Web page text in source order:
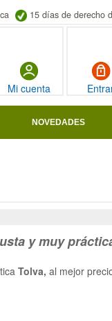
15 días de derecho
Mi cuenta
NOVEDADES
y muy
Tolva, al mejor